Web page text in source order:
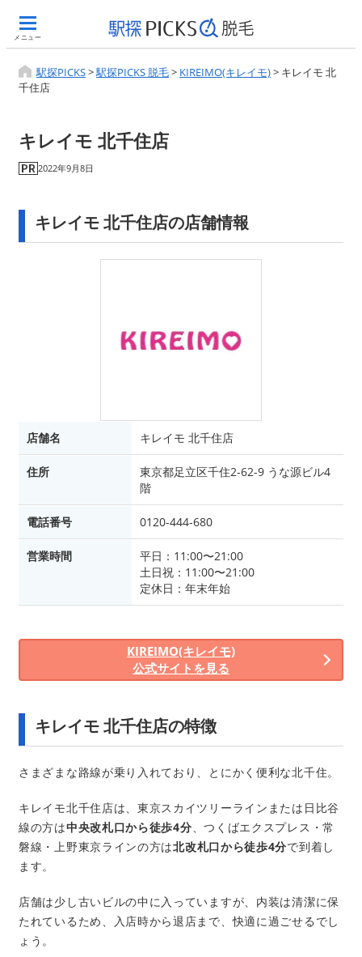
メニュー
駅探PICKS>駅探PICKS 脱毛> KIREIMO(キレイモ)> キレイモ 北
千住店
キレイモ 北千住店
2022年9月8日
キレイモ 北千住店の店舗情報
店舗名 キレイモ 北千住店
住所
東京都足立区千住2-62-9 うな源ビル4
階
電話番号 0120-444-680
営業時間
平日：11:00〜21:00
土日祝：11:00〜21:00
定休日：年末年始
KIREIMO(キレイモ)
公式サイトを見る
キレイモ 北千住店の特徴
さまざまな路線が乗り入れており、とにかく便利な北千住。
キレイモ北千住店は、東京スカイツリーラインまたは日比谷
線の方は中央改札口から徒歩4分、つくばエクスプレス・常
磐線・上野東京ラインの方は北改札口から徒歩4分で到着し
ます。
店舗は少し古いビルの中に入っていますが、内装は清潔に保
たれているため、入店時から退店まで、快適に過ごせるでし
ょう。